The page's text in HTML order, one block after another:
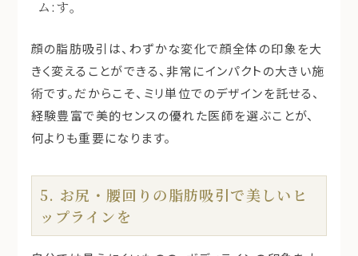
ム:す。
顔の脂肪吸引は、わずかな変化で顔全体の印象を大
きく変えることができる、非常にインパクトの大きい施
術です。だからこそ、ミリ単位でのデザインを託せる、
経験豊富で美的センスの優れた医師を選ぶことが、
何よりも重要になります。
5. お尻・腰回りの脂肪吸引で美しいヒ
ップラインを